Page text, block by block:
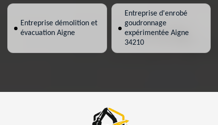
Entreprise démolition et
évacuation Aigne
Entreprise d'enrobé
goudronnage
expérimentée Aigne
34210